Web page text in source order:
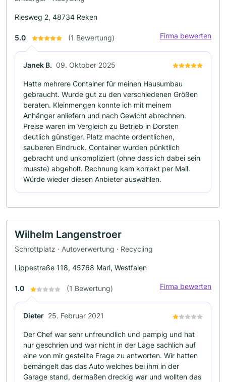
Riesweg 2, 48734 Reken
5.0 (1 Bewertung) Firma bewerten
Janek B. 09. Oktober 2025
Hatte mehrere Container für meinen Hausumbau
gebraucht. Wurde gut zu den verschiedenen Größen
beraten. Kleinmengen konnte ich mit meinem
Anhänger anliefern und nach Gewicht abrechnen.
Preise waren im Vergleich zu Betrieb in Dorsten
deutlich günstiger. Platz machte ordentlichen,
sauberen Eindruck. Container wurden pünktlich
gebracht und unkompliziert (ohne dass ich dabei sein
musste) abgeholt. Rechnung kam korrekt per Mail.
Würde wieder diesen Anbieter auswählen.
Wilhelm Langenstroer
Schrottplatz · Autoverwertung · Recycling
Lippestraße 118, 45768 Marl, Westfalen
1.0 (1 Bewertung) Firma bewerten
Dieter 25. Februar 2021
Der Chef war sehr unfreundlich und pampig und hat
nur geschrien und war nicht in der Lage sachlich auf
eine von mir gestellte Frage zu antworten. Wir hatten
bemängelt das das Auto welches bei ihm in der
Garage stand, dermaßen dreckig war und wollten das